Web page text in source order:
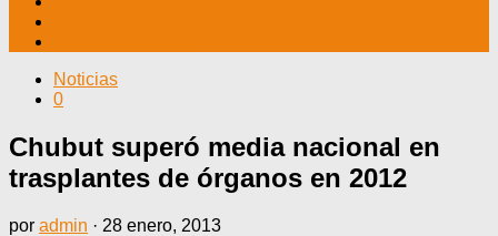
Noticias
0
Chubut superó media nacional en
trasplantes de órganos en 2012
por admin · 28 enero, 2013